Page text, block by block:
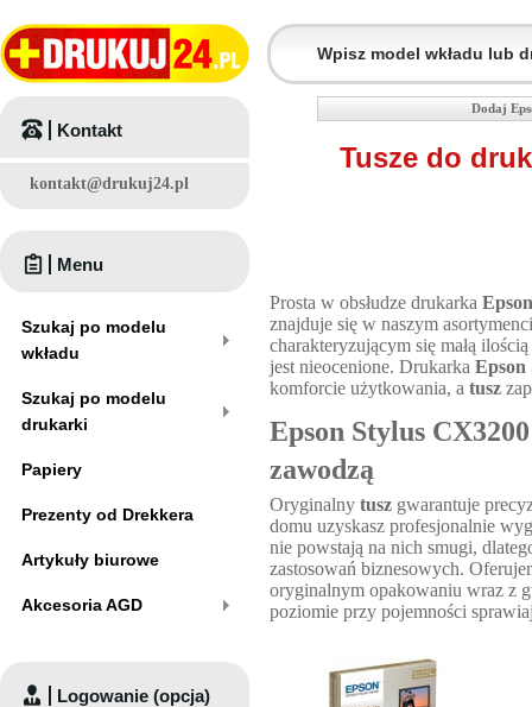
Dodaj
Tusze do
Prosta w obsłudze drukarka
znajduje się w naszym
charakteryzującym się małą
jest nieocenione. Drukarka Epson
komforcie użytkowania, a tusz
Epson Stylus
zawodzą
Oryginalny tusz gwarantuje
domu uzyskasz profesjonalnie
nie powstają na nich smugi,
zastosowań biznesowych.
oryginalnym opakowaniu wraz z
poziomie przy pojemności
Kontakt
kontakt@drukuj24.pl
Menu
Szukaj po modelu
wkładu
Szukaj po modelu
drukarki
Papiery
Prezenty od Drekkera
Artykuły biurowe
Akcesoria AGD
Logowanie (opcja)